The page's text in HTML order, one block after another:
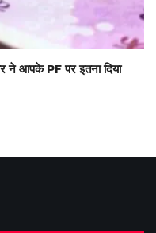
ने आपके PF पर इतना दिया